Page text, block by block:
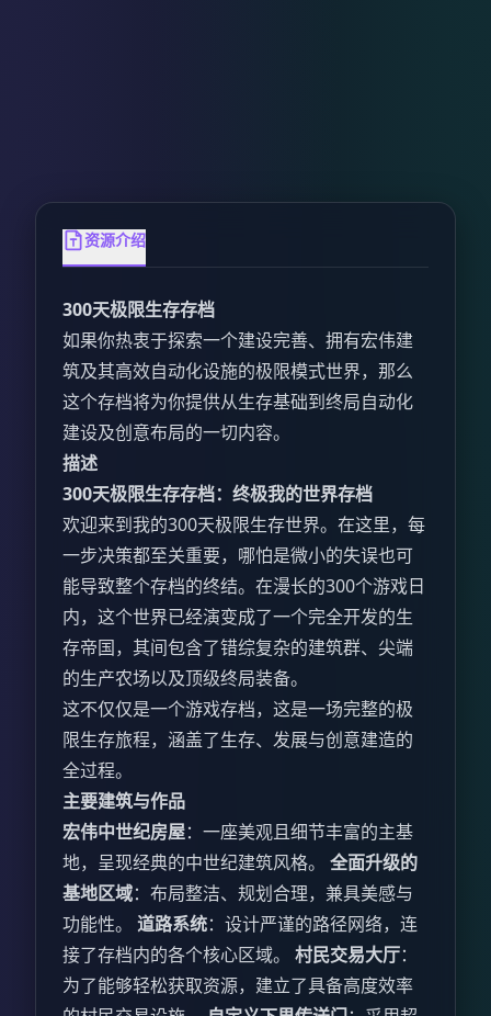
资源介绍
300天极限生存存档
如果你热衷于探索一个建设完善、拥有宏伟建
筑及其高效自动化设施的极限模式世界，那么
这个存档将为你提供从生存基础到终局自动化
建设及创意布局的一切内容。
描述
300天极限生存存档：终极我的世界存档
欢迎来到我的300天极限生存世界。在这里，每
一步决策都至关重要，哪怕是微小的失误也可
能导致整个存档的终结。在漫长的300个游戏日
内，这个世界已经演变成了一个完全开发的生
存帝国，其间包含了错综复杂的建筑群、尖端
的生产农场以及顶级终局装备。
这不仅仅是一个游戏存档，这是一场完整的极
限生存旅程，涵盖了生存、发展与创意建造的
全过程。
主要建筑与作品
宏伟中世纪房屋：一座美观且细节丰富的主基
地，呈现经典的中世纪建筑风格。 全面升级的
基地区域：布局整洁、规划合理，兼具美感与
功能性。 道路系统：设计严谨的路径网络，连
接了存档内的各个核心区域。 村民交易大厅：
为了能够轻松获取资源，建立了具备高度效率